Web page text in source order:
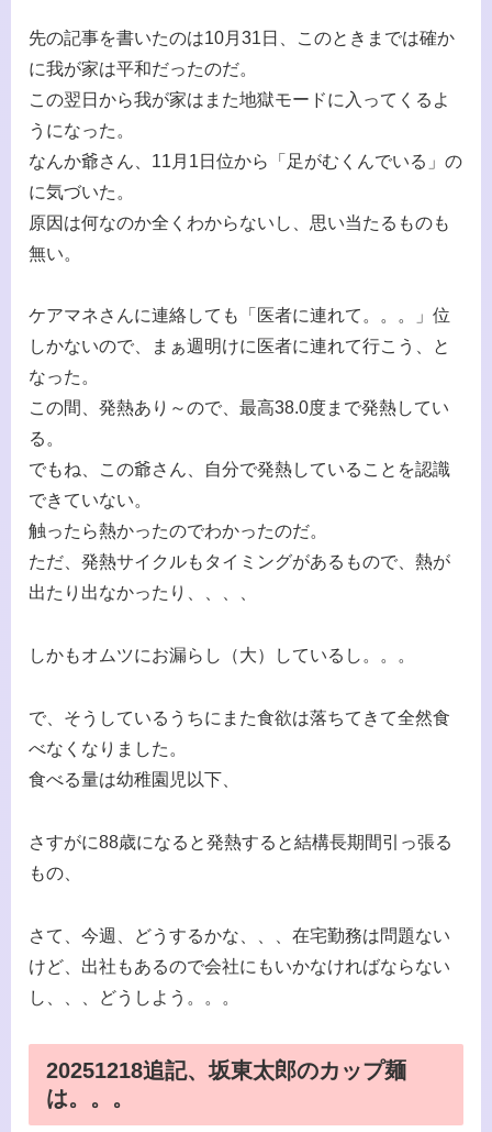
先の記事を書いたのは10月31日、このときまでは確か
に我が家は平和だったのだ。
この翌日から我が家はまた地獄モードに入ってくるよ
うになった。
なんか爺さん、11月1日位から「足がむくんでいる」の
に気づいた。
原因は何なのか全くわからないし、思い当たるものも
無い。
ケアマネさんに連絡しても「医者に連れて。。。」位
しかないので、まぁ週明けに医者に連れて行こう、と
なった。
この間、発熱あり～ので、最高38.0度まで発熱してい
る。
でもね、この爺さん、自分で発熱していることを認識
できていない。
触ったら熱かったのでわかったのだ。
ただ、発熱サイクルもタイミングがあるもので、熱が
出たり出なかったり、、、、
しかもオムツにお漏らし（大）しているし。。。
で、そうしているうちにまた食欲は落ちてきて全然食
べなくなりました。
食べる量は幼稚園児以下、
さすがに88歳になると発熱すると結構長期間引っ張る
もの、
さて、今週、どうするかな、、、在宅勤務は問題ない
けど、出社もあるので会社にもいかなければならない
し、、、どうしよう。。。
20251218追記、坂東太郎のカップ麺
は。。。